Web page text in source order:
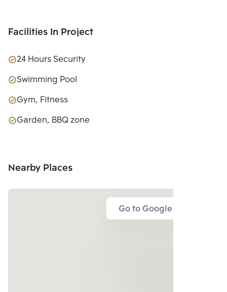
Facilities In Project
24 Hours Security
Swimming Pool
Gym, Fitness
Garden, BBQ zone
Nearby Places
Go to Google Map